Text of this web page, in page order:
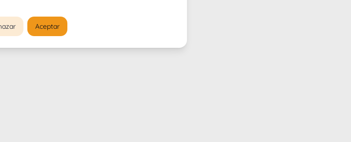
Aceptar